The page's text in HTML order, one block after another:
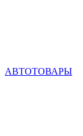
АВТОТОВАРЫ